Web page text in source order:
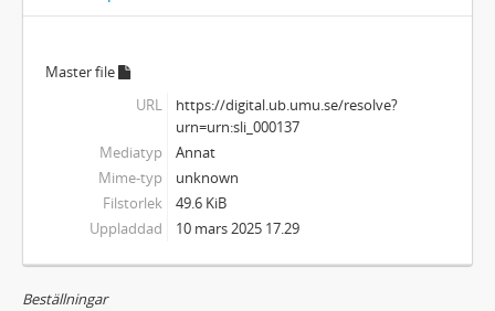
Master file
URL
https://digital.ub.umu.se/resolve?
urn=urn:sli_000137
Mediatyp
Annat
Mime-typ
unknown
Filstorlek
49.6 KiB
Uppladdad
10 mars 2025 17.29
Beställningar